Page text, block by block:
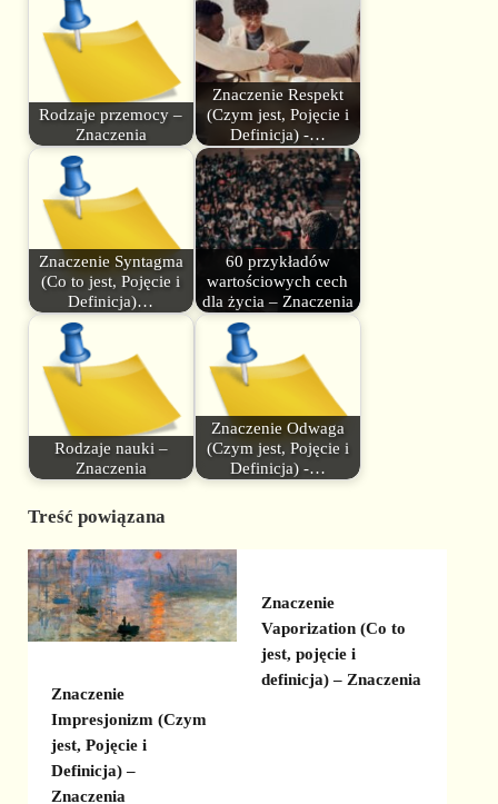
Rodzaje przemocy –
Znaczenia
Znaczenie Respekt
(Czym jest, Pojęcie i
Definicja) -…
Znaczenie Syntagma
(Co to jest, Pojęcie i
Definicja)…
60 przykładów
wartościowych cech
dla życia – Znaczenia
Rodzaje nauki –
Znaczenia
Znaczenie Odwaga
(Czym jest, Pojęcie i
Definicja) -…
Treść powiązana
Znaczenie
Impresjonizm (Czym
jest, Pojęcie i
Definicja) –
Znaczenia
Znaczenie
Vaporization (Co to
jest, pojęcie i
definicja) – Znaczenia